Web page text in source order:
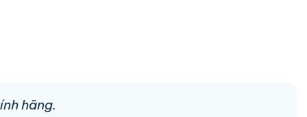
hãng.